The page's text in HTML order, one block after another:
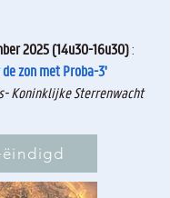
2025 (14u30-16u30):
zon met Proba-3'
Koninklijke Sterrenwacht